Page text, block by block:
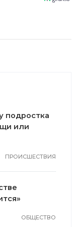
подростка
или
ПРОИСШЕСТВИЯ
ОБЩЕСТВО